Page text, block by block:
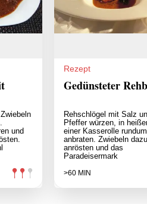
und
Rezept
Gedünsteter
Rehschlögel mit Salz
Pfeffer würzen, in
einer Kasserolle rundum
anbraten. Zwiebeln
anrösten und das
Paradeisermark
>60 MIN